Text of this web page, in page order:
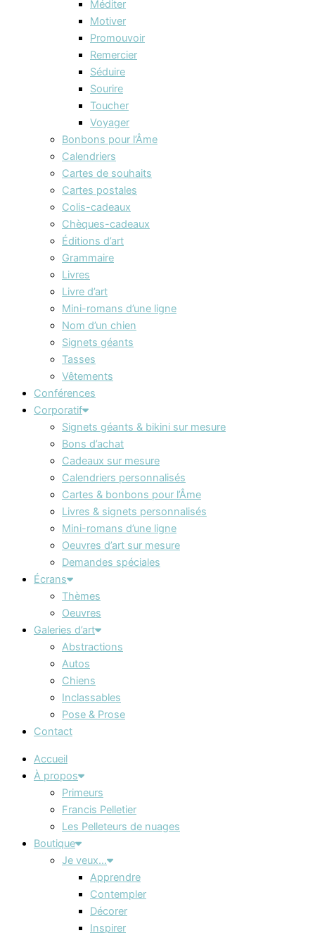
Méditer
Motiver
Promouvoir
Remercier
Séduire
Sourire
Toucher
Voyager
Bonbons pour l’Âme
Calendriers
Cartes de souhaits
Cartes postales
Colis-cadeaux
Chèques-cadeaux
Éditions d’art
Grammaire
Livres
Livre d’art
Mini-romans d’une ligne
Nom d’un chien
Signets géants
Tasses
Vêtements
Conférences
Corporatif
Signets géants & bikini sur mesure
Bons d’achat
Cadeaux sur mesure
Calendriers personnalisés
Cartes & bonbons pour l’Âme
Livres & signets personnalisés
Mini-romans d’une ligne
Oeuvres d’art sur mesure
Demandes spéciales
Écrans
Thèmes
Oeuvres
Galeries d’art
Abstractions
Autos
Chiens
Inclassables
Pose & Prose
Contact
Accueil
À propos
Primeurs
Francis Pelletier
Les Pelleteurs de nuages
Boutique
Je veux…
Apprendre
Contempler
Décorer
Inspirer